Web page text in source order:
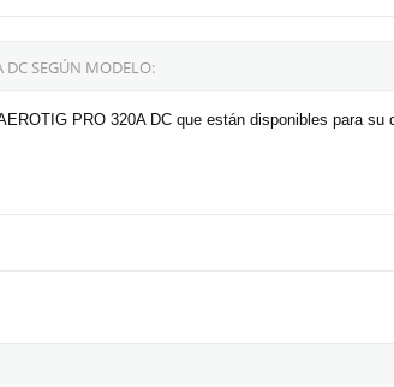
DC SEGÚN MODELO:
PRO 320A DC que están disponibles para su